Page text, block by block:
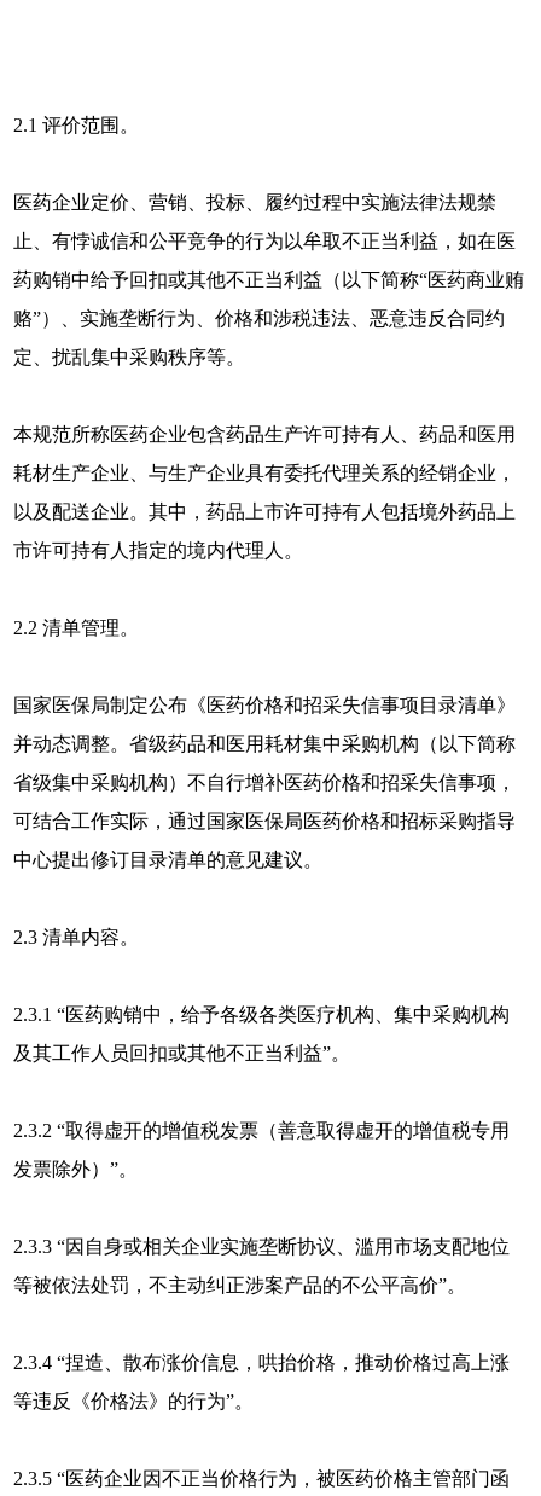
2.1 评价范围。
医药企业定价、营销、投标、履约过程中实施法律法规禁
止、有悖诚信和公平竞争的行为以牟取不正当利益，如在医
药购销中给予回扣或其他不正当利益（以下简称“医药商业贿
赂”）、实施垄断行为、价格和涉税违法、恶意违反合同约
定、扰乱集中采购秩序等。
本规范所称医药企业包含药品生产许可持有人、药品和医用
耗材生产企业、与生产企业具有委托代理关系的经销企业，
以及配送企业。其中，药品上市许可持有人包括境外药品上
市许可持有人指定的境内代理人。
2.2 清单管理。
国家医保局制定公布《医药价格和招采失信事项目录清单》
并动态调整。省级药品和医用耗材集中采购机构（以下简称
省级集中采购机构）不自行增补医药价格和招采失信事项，
可结合工作实际，通过国家医保局医药价格和招标采购指导
中心提出修订目录清单的意见建议。
2.3 清单内容。
2.3.1 “医药购销中，给予各级各类医疗机构、集中采购机构
及其工作人员回扣或其他不正当利益”。
2.3.2 “取得虚开的增值税发票（善意取得虚开的增值税专用
发票除外）”。
2.3.3 “因自身或相关企业实施垄断协议、滥用市场支配地位
等被依法处罚，不主动纠正涉案产品的不公平高价”。
2.3.4 “捏造、散布涨价信息，哄抬价格，推动价格过高上涨
等违反《价格法》的行为”。
2.3.5 “医药企业因不正当价格行为，被医药价格主管部门函